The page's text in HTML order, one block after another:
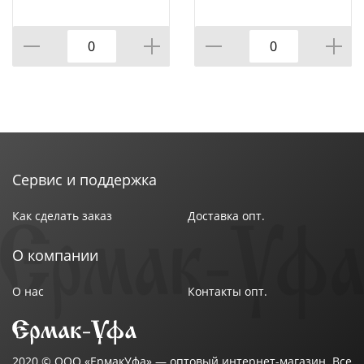
Сервис и поддержка
Как сделать заказ Доставка опт.
О компании
О нас Контакты опт.